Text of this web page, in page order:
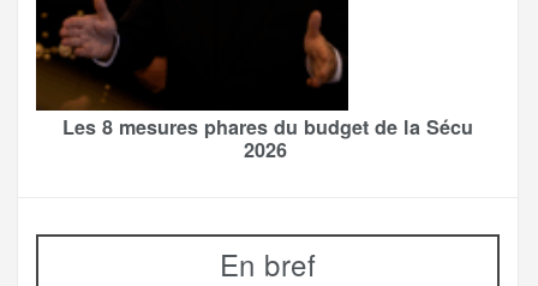
Les 8 mesures phares du budget de la Sécu
2026
En bref